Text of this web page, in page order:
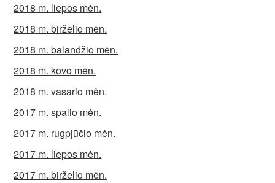
2018 m. liepos mėn.
2018 m. birželio mėn.
2018 m. balandžio mėn.
2018 m. kovo mėn.
2018 m. vasario mėn.
2017 m. spalio mėn.
2017 m. rugpjūčio mėn.
2017 m. liepos mėn.
2017 m. birželio mėn.